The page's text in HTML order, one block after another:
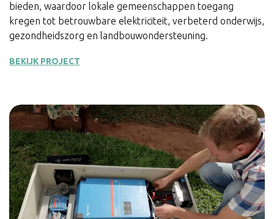
bieden, waardoor lokale gemeenschappen toegang
kregen tot betrouwbare elektriciteit, verbeterd onderwijs,
gezondheidszorg en landbouwondersteuning.
BEKIJK PROJECT